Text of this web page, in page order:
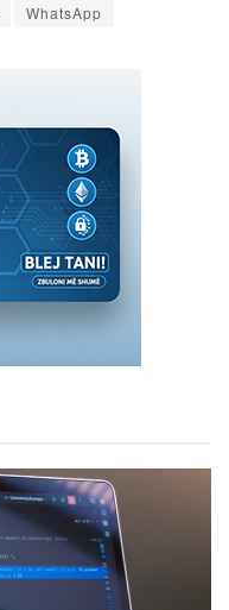
WhatsApp